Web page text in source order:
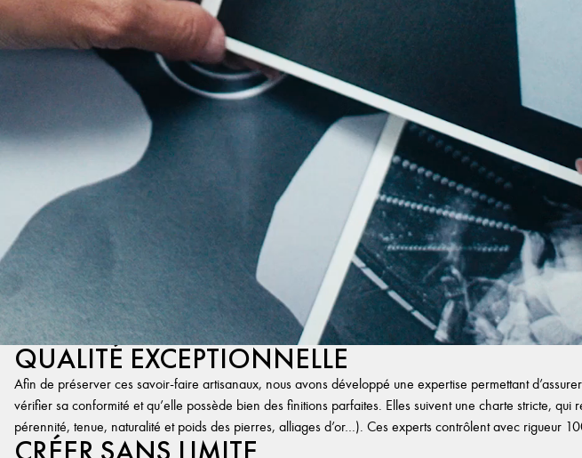
QUALITÉ EXCEPTIONNELLE
Afin de préserver ces savoir-faire artisanaux, nous avons développé une expertise permettant
vérifier sa conformité et qu’elle possède bien des finitions parfaites. Elles suivent une charte stricte,
pérennité, tenue, naturalité et poids des pierres, alliages d’or…). Ces experts contrôlent avec rigueur